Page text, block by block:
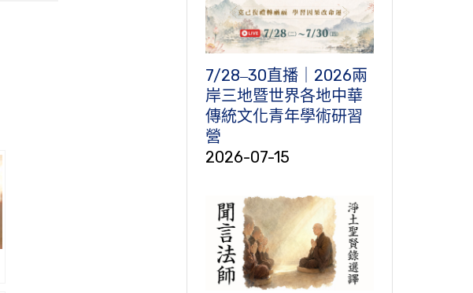
7/28‒30直播｜2026兩
岸三地暨世界各地中華
傳統文化青年學術研習
營
2026-07-15